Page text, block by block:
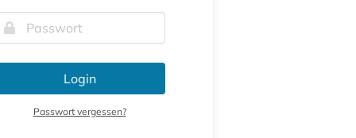
Login
Passwort vergessen?